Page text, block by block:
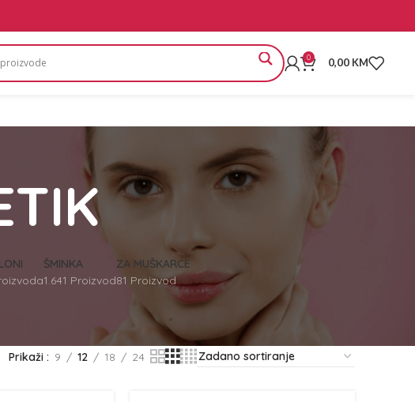
0 0,00 KM
ŠMINKA
1.641 Proizvod
ZA MUŠKARCE
81 Proizvod
Prikaži 9 12 18 24